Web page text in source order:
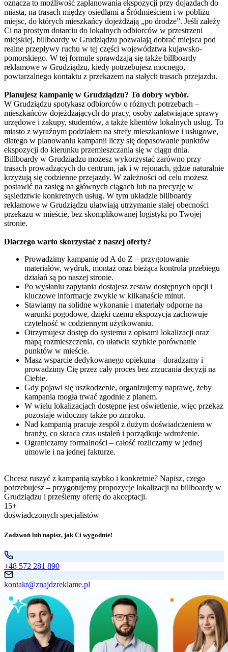
oznacza to możliwość zaplanowania ekspozycji przy dojazdach do
miasta, na trasach między osiedlami a Śródmieściem i w pobliżu
miejsc, do których mieszkańcy dojeżdżają „po drodze”. Jeśli zależy
Ci na prostym dotarciu do lokalnych odbiorców w przestrzeni
miejskiej, billboardy w Grudziądzu pozwalają dobrać miejsca pod
realne przepływy ruchu w tej części województwa kujawsko-
pomorskiego. W tej formule sprawdzają się także billboardy
reklamowe w Grudziądzu, kiedy potrzebujesz mocnego,
powtarzalnego kontaktu z przekazem na stałych trasach przejazdu.
Planujesz kampanię w Grudziądzu? To dobry wybór.
W Grudziądzu spotykasz odbiorców o różnych potrzebach –
mieszkańców dojeżdżających do pracy, osoby załatwiające sprawy
urzędowe i zakupy, studentów, a także klientów lokalnych usług. To
miasto z wyraźnym podziałem na strefy mieszkaniowe i usługowe,
dlatego w planowaniu kampanii liczy się dopasowanie punktów
ekspozycji do kierunku przemieszczania się w ciągu dnia.
Billboardy w Grudziądzu możesz wykorzystać zarówno przy
trasach prowadzących do centrum, jak i w rejonach, gdzie naturalnie
krzyżują się codzienne przejazdy. W zależności od celu możesz
postawić na zasięg na głównych ciągach lub na precyzję w
sąsiedztwie konkretnych usług. W tym układzie billboardy
reklamowe w Grudziądzu ułatwiają utrzymanie stałej obecności
przekazu w mieście, bez skomplikowanej logistyki po Twojej
stronie.
Dlaczego warto skorzystać z naszej oferty?
Prowadzimy kampanię od A do Z – przygotowanie
materiałów, wydruk, montaż oraz bieżąca kontrola przebiegu
działań są po naszej stronie.
Po wysłaniu zapytania dostajesz zestaw dostępnych opcji i
kluczowe informacje zwykle w kilkanaście minut.
Stawiamy na solidne wykonanie i materiały odporne na
warunki pogodowe, dzięki czemu ekspozycja zachowuje
czytelność w codziennym użytkowaniu.
Otrzymujesz dostęp do systemu z opisami lokalizacji oraz
mapą rozmieszczenia, co ułatwia szybkie porównanie
punktów w mieście.
Masz wsparcie dedykowanego opiekuna – doradzamy i
prowadzimy Cię przez cały proces bez zrzucania decyzji na
Ciebie.
Gdy pojawi się uszkodzenie, organizujemy naprawę, żeby
kampania mogła trwać zgodnie z planem.
W wielu lokalizacjach dostępne jest oświetlenie, więc przekaz
pozostaje widoczny także po zmroku.
Nad kampanią pracuje zespół z dużym doświadczeniem w
branży, co skraca czas ustaleń i porządkuje wdrożenie.
Ograniczamy formalności – całość rozliczamy w jednej
umowie i na jednej fakturze.
Chcesz ruszyć z kampanią szybko i konkretnie? Napisz, czego
potrzebujesz – przygotujemy propozycje lokalizacji na billboardy w
Grudziądzu i prześlemy ofertę do akceptacji.
15+
doświadczonych specjalistów
Zadzwoń lub napisz, jak Ci wygodnie!
+48 572 281 890
kontakt@znajdzreklame.pl